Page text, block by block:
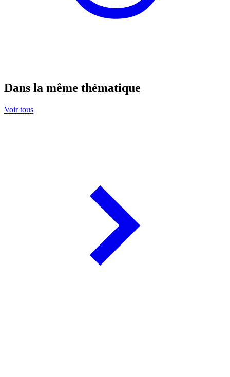
Dans la même thématique
Voir tous